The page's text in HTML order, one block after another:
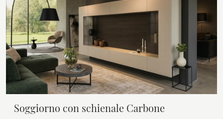
Soggiorno con schienale Carbone